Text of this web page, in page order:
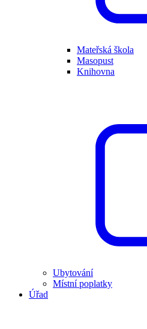
Mateřská škola
Masopust
Knihovna
Ubytování
Místní poplatky
Úřad